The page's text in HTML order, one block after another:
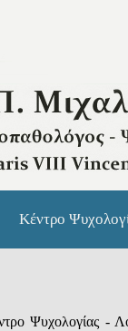
Κέντρο
Ψυχολογίας -